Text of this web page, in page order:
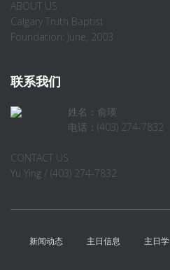
ABOUT US
Calgary Truth Baptist
Foundation: June, 2003
联系我们
姓名：俞瑛
电话：(403) 274-7832
CONTACT US
Yu Ying / (403) 274-7832
新闻动态 主日信息 主日学